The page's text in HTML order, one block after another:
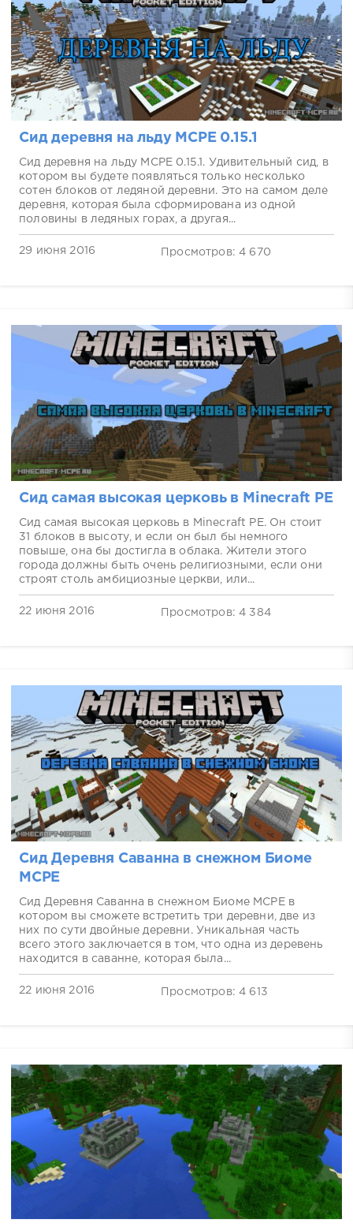
Сид деревня на льду MCPE 0.15.1
Сид деревня на льду MCPE 0.15.1. Удивительный сид, в
котором вы будете появляться только несколько
сотен блоков от ледяной деревни. Это на самом деле
деревня, которая была сформирована из одной
половины в ледяных горах, а другая...
29 июня 2016 Просмотров: 4 670
Сид самая высокая церковь в Minecraft PE
Сид самая высокая церковь в Minecraft PE. Он стоит
31 блоков в высоту, и если он был бы немного
повыше, она бы достигла в облака. Жители этого
города должны быть очень религиозными, если они
строят столь амбициозные церкви, или...
22 июня 2016 Просмотров: 4 384
Сид Деревня Саванна в снежном Биоме
MCPE
Сид Деревня Саванна в снежном Биоме MCPE в
котором вы сможете встретить три деревни, две из
них по сути двойные деревни. Уникальная часть
всего этого заключается в том, что одна из деревень
находится в саванне, которая была...
22 июня 2016 Просмотров: 4 613